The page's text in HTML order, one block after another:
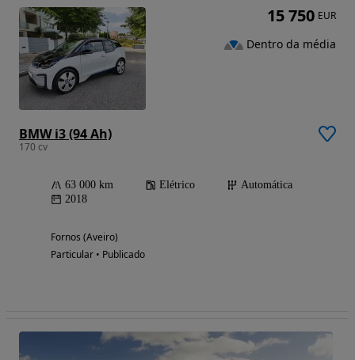
BMW i3 (94 Ah)
170 cv
63 000 km Elétrico
Automática
2018
Fornos (Aveiro)
Particular • Publicado
15 750 EUR
Dentro da média